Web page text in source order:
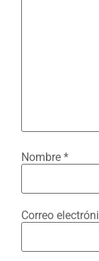
Nombre *
Correo